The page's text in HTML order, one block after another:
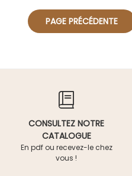
CONSULTEZ NOTRE
CATALOGUE
En pdf ou recevez-le chez
vous !